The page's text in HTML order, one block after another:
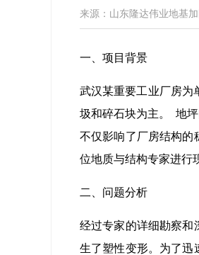
来源：山东隆达伟业地基
一、项目背景
武汉某重要工业厂房为
圾和碎石块为主。 地
不仅影响了厂房结构的
位地质与结构专家进行
二、问题分析
经过专家的详细勘察和
生了塑性变形。为了迅